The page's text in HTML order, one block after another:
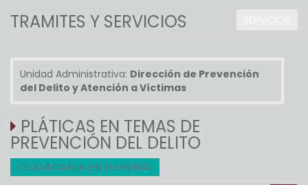
TRAMITES Y SERVICIOS
Unidad Administrativa: Dirección de Prevención
del Delito y Atención a Víctimas
PLÁTICAS EN TEMAS DE
PREVENCIÓN DEL DELITO
CIUDADANIA EN GENERAL